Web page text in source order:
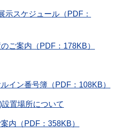
示スケジュール（PDF：
ご案内（PDF：178KB）
イン番号簿（PDF：108KB）
置場所について
内（PDF：358KB）